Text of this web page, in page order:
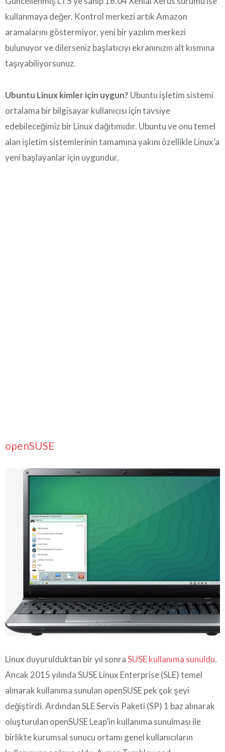
kullanmaya değer. Kontrol merkezi artık Amazon
aramalarını göstermiyor, yeni bir yazılım merkezi
bulunuyor ve dilerseniz başlatıcıyı ekranınızın alt kısmına
taşıyabiliyorsunuz.
Ubuntu Linux kimler için uygun? Ubuntu işletim sistemi
ortalama bir bilgisayar kullanıcısı için tavsiye
edebileceğimiz bir Linux dağıtımıdır. Ubuntu ve onu temel
alan işletim sistemlerinin tamamına yakını özellikle Linux’a
yeni başlayanlar için uygundur.
openSUSE
Linux duyurulduktan bir yıl sonraSUSE kullanıma sunuldu.
Ancak 2015 yılında SUSE Linux Enterprise (SLE) temel
alınarak kullanıma sunulan openSUSE pek çok şeyi
değiştirdi. Ardından SLE Servis Paketi (SP) 1 baz alınarak
oluşturulan openSUSE Leap’in kullanıma sunulması ile
birlikte kurumsal sunucu ortamı genel kullanıcıların